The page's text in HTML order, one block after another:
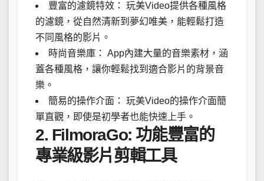
豐富的濾鏡特效： 玩美Video提供各種風格
的濾鏡，從自然清新到夢幻唯美，能輕鬆打造
不同風格的影片。
時尚音樂庫： App內建大量的音樂素材，涵
蓋各種風格，讓你輕鬆找到適合影片的背景音
樂。
簡易的操作介面： 玩美Video的操作介面簡
單直觀，即使是初學者也能快速上手。
2. FilmoraGo: 功能豐富的
專業級影片剪輯工具